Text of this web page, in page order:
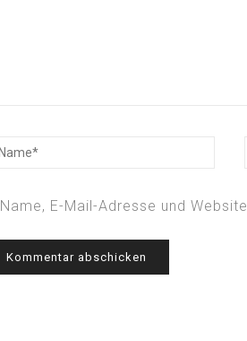
Name, E-Mail-Adresse und